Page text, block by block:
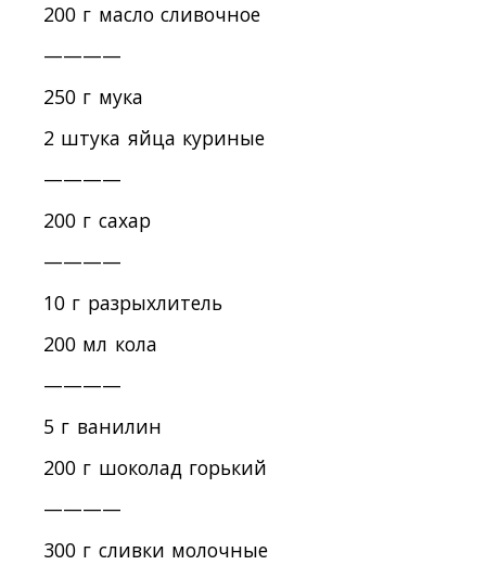
200 г масло сливочное
————
250 г мука
2 штука яйца куриные
————
200 г сахар
————
10 г разрыхлитель
200 мл кола
————
5 г ванилин
200 г шоколад горький
————
300 г сливки молочные